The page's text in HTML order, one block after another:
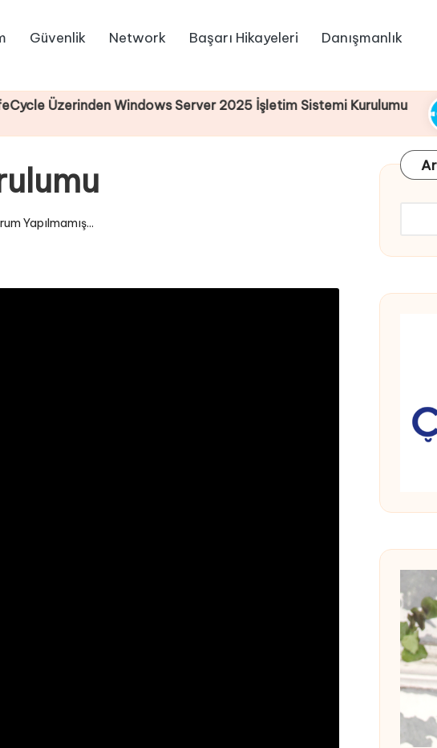
Güvenlik Network Başarı Hikayeleri Danışmanlık
Windows Server 2025 İşletim Sistemi Kurulumu
Yapılmamış...